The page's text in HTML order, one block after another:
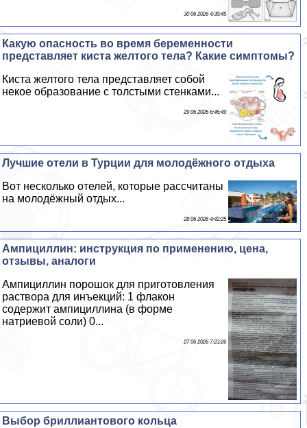
30 06 2026 4:39:45
Какую опасность во время беременности
представляет киста желтого тела? Какие симптомы?
Киста желтого тела представляет собой
некое образование с толстыми стенками...
29 06 2026 6:46:49
Лучшие отели в Турции для молодёжного отдыха
Вот несколько отелей, которые рассчитаны
на молодёжный отдых...
28 06 2026 4:42:25
Ампициллин: инструкция по применению, цена,
отзывы, аналоги
Ампициллин порошок для приготовления
раствора для инъекций: 1 флакон
содержит ампициллина (в форме
натриевой соли) 0...
27 06 2026 7:23:26
Выбор бриллиантового кольца